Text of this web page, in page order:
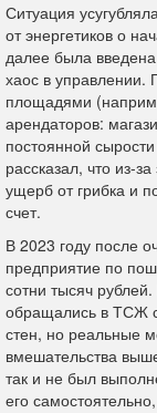
Ситуация
от энергетиков о
далее была
хаос в
площадями
арендаторов:
постоянной
рассказал, что из-
ущерб от грибка и
счет.
В 2023 году после
предприятие по
сотни тысяч
обращались в ТСЖ
стен, но реальные
вмешательства
так и не был
его